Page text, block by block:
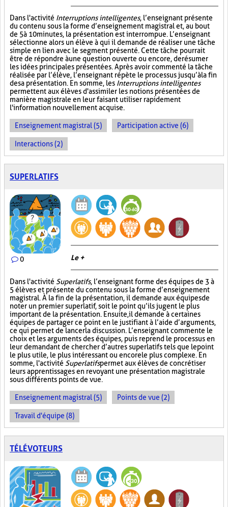
Dans l'activité Interruptions intelligentes, l’enseignant présente
du contenu sous la forme d’enseignement magistral et, au bout
de 5 à 10 minutes, la présentation est interrompue. L’enseignant
sélectionne alors un élève à qui il demande de réaliser une tâche
simple en lien avec le segment présenté. Cette tâche pourrait
être de répondre à une question ouverte ou encore, de résumer
les idées principales présentées. Après avoir commenté la tâche
réalisée par l’élève, l’enseignant répète le processus jusqu’à la fin
de sa présentation. En somme, les Interruptions intelligentes
permettent aux élèves d'assimiler les notions présentées de
manière magistrale en leur faisant utiliser rapidement
l'information nouvellement acquise.
Enseignement magistral (5) Participation active (6)
Interactions (2)
SUPERLATIFS
0 Le +
Dans l'activité Superlatifs, l’enseignant forme des équipes de 3 à
5 élèves et présente du contenu sous la forme d’enseignement
magistral. À la fin de la présentation, il demande aux équipes de
noter un premier superlatif, soit le point qu’ils jugent le plus
important de la présentation. Ensuite, il demande à certaines
équipes de partager ce point en le justifiant à l’aide d’arguments,
ce qui permet de lancer la discussion. L’enseignant commente le
choix et les arguments des équipes, puis reprend le processus en
leur demandant de chercher d’autres superlatifs tels que le point
le plus utile, le plus intéressant ou encore le plus complexe. En
somme, l'activité Superlatifspermet aux élèves de concrétiser
leurs apprentissages en revoyant une présentation magistrale
sous différents points de vue.
Enseignement magistral (5) Points de vue (2)
Travail d'équipe (8)
TÉLÉVOTEURS